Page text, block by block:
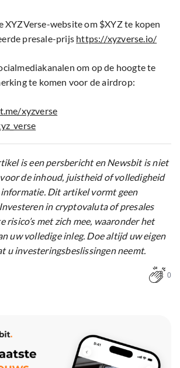
XYZVerse-website om $XYZ te kopen
presale-prijs https://xyzverse.io/
om op de hoogte te
te komen voor de airdrop:
xyzverse
is een persbericht en Newsbit is niet
de inhoud, juistheid of volledigheid
Dit artikel vormt geen
in cryptovaluta of presales
risico’s met zich mee, waaronder het
uw volledige inleg. Doe altijd uw eigen
u investeringsbeslissingen neemt.
0